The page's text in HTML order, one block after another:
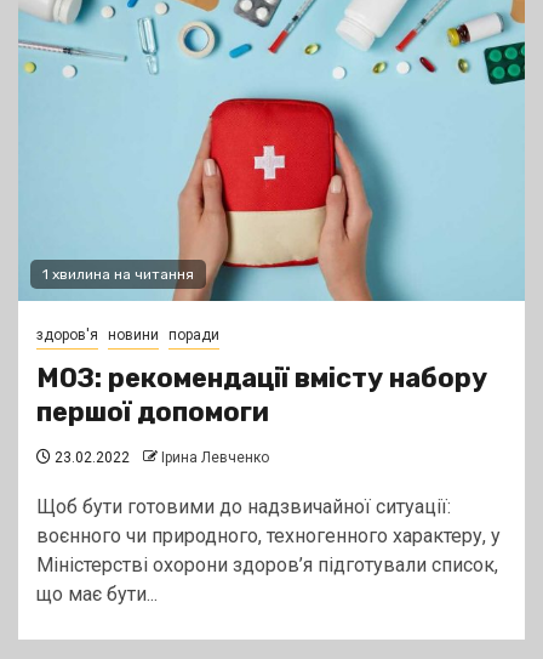
1 хвилина на читання
здоров'я новини поради
МОЗ: рекомендації вмісту набору
першої допомоги
23.02.2022 Ірина Левченко
Щоб бути готовими до надзвичайної ситуації:
воєнного чи природного, техногенного характеру, у
Міністерстві охорони здоров’я підготували список,
що має бути...